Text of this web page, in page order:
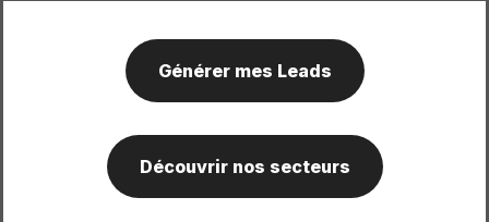
Générer mes Leads
Découvrir nos secteurs